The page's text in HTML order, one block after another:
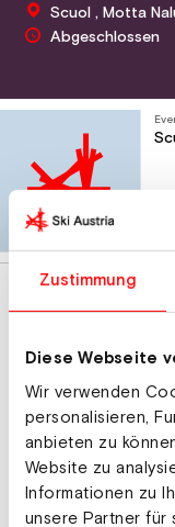
Zustimmung
Diese Webseite
Wir verwenden
personalisieren,
anbieten zu
Website zu
Informationen zu
unsere Partner für
Scuol , Motta
Abgeschlossen